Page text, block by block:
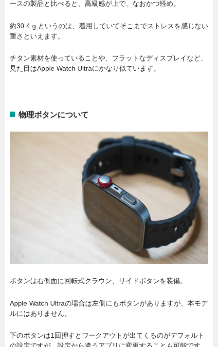
ースの製品と比べると、高級感が上で、なおかつ軽め。
約30.4 g というのは、着用していてそこまでストレスを感じない
重さといえます。
チタン素材を使っていることや、フラットなディスプレイなど、
見た目はApple Watch Ultraにかなり似ています。
物理ボタンについて
ボタンは右側面に回転式クラウン、サイドボタンを装備。
Apple Watch Ultraの場合は左側にもボタンがありますが、本モデ
ルにはありません。
下のボタンは1回押すとワークアウトが出てくるのがデフォルト